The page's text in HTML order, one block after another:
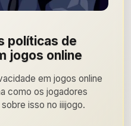
políticas de
jogos online
em jogos online
como os jogadores
isso no iiijogo.